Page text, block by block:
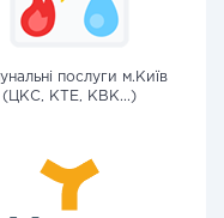
послуги м.Київ
(ЦКС, КТЕ, КВК...)